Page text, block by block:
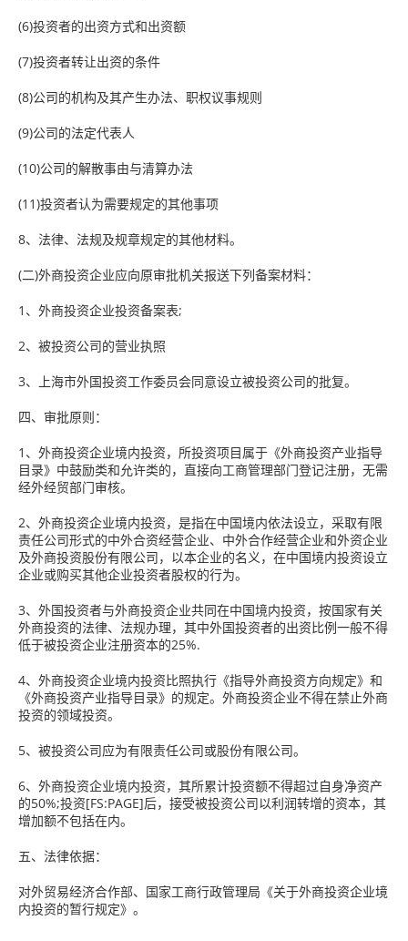
(6)投资者的出资方式和出资额
(7)投资者转让出资的条件
(8)公司的机构及其产生办法、职权议事规则
(9)公司的法定代表人
(10)公司的解散事由与清算办法
(11)投资者认为需要规定的其他事项
8、法律、法规及规章规定的其他材料。
(二)外商投资企业应向原审批机关报送下列备案材料：
1、外商投资企业投资备案表;
2、被投资公司的营业执照
3、上海市外国投资工作委员会同意设立被投资公司的批复。
四、审批原则：
1、外商投资企业境内投资，所投资项目属于《外商投资产业指导
目录》中鼓励类和允许类的，直接向工商管理部门登记注册，无需
经外经贸部门审核。
2、外商投资企业境内投资，是指在中国境内依法设立，采取有限
责任公司形式的中外合资经营企业、中外合作经营企业和外资企业
及外商投资股份有限公司，以本企业的名义，在中国境内投资设立
企业或购买其他企业投资者股权的行为。
3、外国投资者与外商投资企业共同在中国境内投资，按国家有关
外商投资的法律、法规办理，其中外国投资者的出资比例一般不得
低于被投资企业注册资本的25%.
4、外商投资企业境内投资比照执行《指导外商投资方向规定》和
《外商投资产业指导目录》的规定。外商投资企业不得在禁止外商
投资的领域投资。
5、被投资公司应为有限责任公司或股份有限公司。
6、外商投资企业境内投资，其所累计投资额不得超过自身净资产
的50%;投资[FS:PAGE]后，接受被投资公司以利润转增的资本，其
增加额不包括在内。
五、法律依据：
对外贸易经济合作部、国家工商行政管理局《关于外商投资企业境
内投资的暂行规定》。